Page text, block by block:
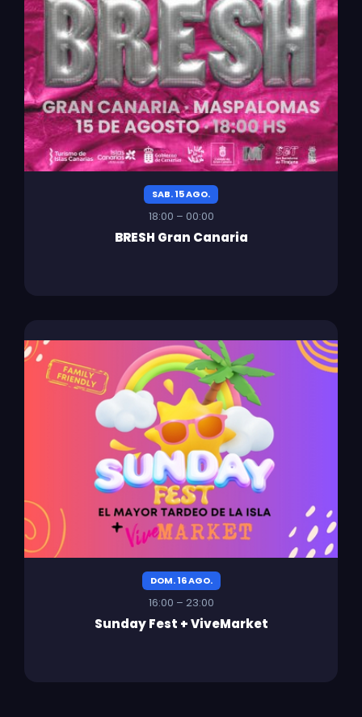
SAB. 15 AGO.
18:00 – 00:00
BRESH Gran Canaria
DOM. 16 AGO.
16:00 – 23:00
Sunday Fest + ViveMarket